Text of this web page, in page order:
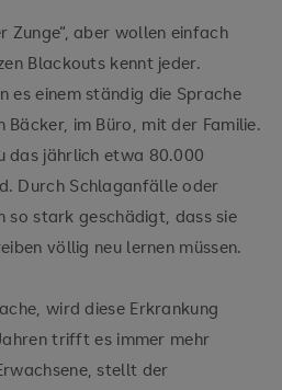
Zunge“, aber wollen einfach
Blackouts kennt jeder.
es einem ständig die Sprache
im Büro, mit der Familie.
das jährlich etwa 80.000
Durch Schlaganfälle oder
so stark geschädigt, dass sie
völlig neu lernen müssen.
wird diese Erkrankung
trifft es immer mehr
stellt der